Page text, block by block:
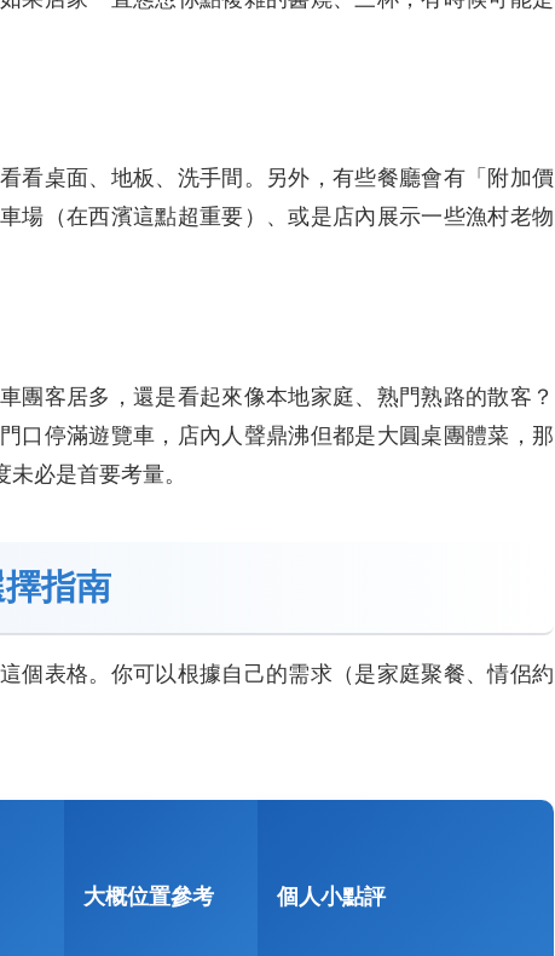
看桌面、地板、洗手間。另外，有些餐廳會有「附加價
場（在西濱這點超重要）、或是店內展示一些漁村老物
團客居多，還是看起來像本地家庭、熟門熟路的散客？
口停滿遊覽車，店內人聲鼎沸但都是大圓桌團體菜，那
必是首要考量。
指南
個表格。你可以根據自己的需求（是家庭聚餐、情侶約
大概位置參考 個人小點評